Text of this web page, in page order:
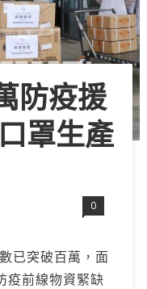
防疫援
罩生產
0
已突破百萬，面
疫前線物資緊缺